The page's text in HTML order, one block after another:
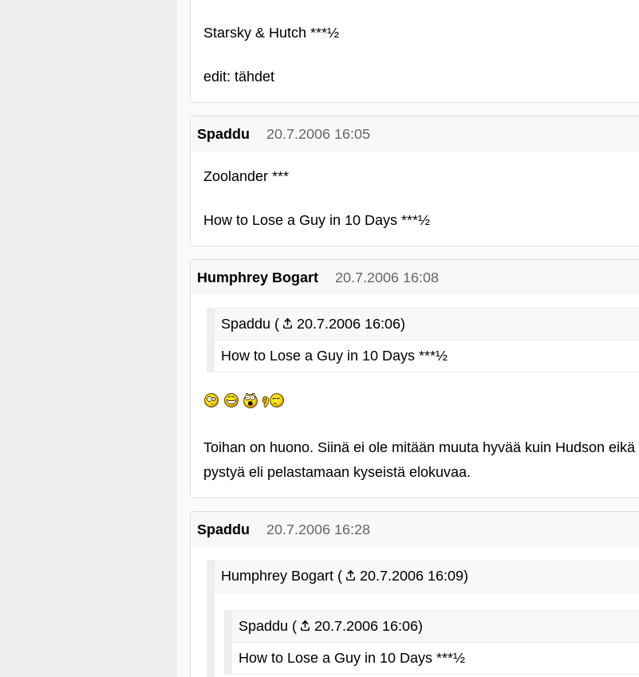
Starsky & Hutch ***½
edit: tähdet
Spaddu 20.7.2006 16:05
Zoolander ***
How to Lose a Guy in 10 Days ***½
Humphrey Bogart 20.7.2006 16:08
Spaddu (
20.7.2006 16:06)
How to Lose a Guy in 10 Days ***½
Toihan on huono. Siinä ei ole mitään muuta hyvää kuin Hudson
pystyä eli pelastamaan kyseistä elokuvaa.
Spaddu 20.7.2006 16:28
Humphrey Bogart ( 20.7.2006 16:09)
Spaddu (
20.7.2006 16:06)
How to Lose a Guy in 10 Days ***½